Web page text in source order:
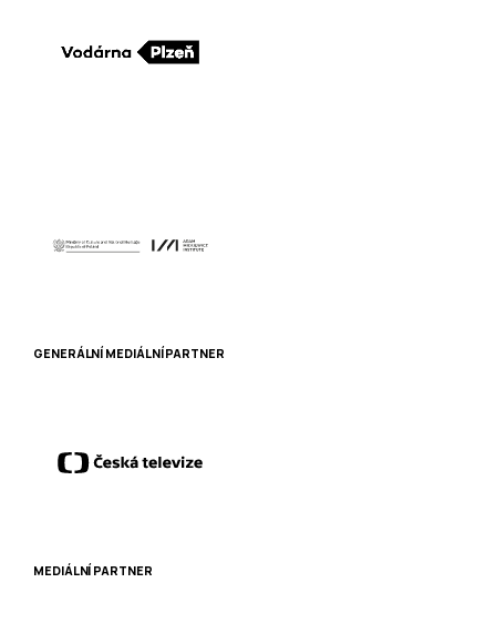
GENERÁLNÍ MEDIÁLNÍ PARTNER
MEDIÁLNÍ PARTNER